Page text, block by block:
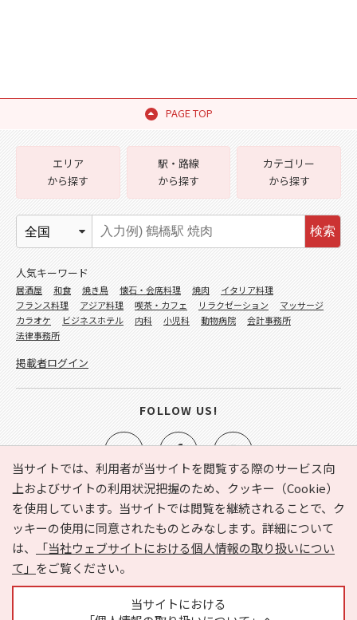
PAGE TOP
当サイトでは、利用者が当サイトを閲覧する際のサービス向
上およびサイトの利用状況把握のため、クッキー（Cookie）
を使用しています。当サイトでは閲覧を継続されることで、ク
ッキーの使用に同意されたものとみなします。詳細について
は、
「当社ウェブサイトにおける個人情報の取り扱いについ
て」 をご覧ください。
当サイトにおける
e-NAVITA（イーナビタ）とは？ お気に入り
ヘルプ
利用規約
個人情報の取り扱いについて
運営会社
サイトマップ
広告掲載に関するお問い合わせ
エリア
から探す
駅・路線
から探す
カテゴリー
から探す
検索
人気キーワード
居酒屋 和食 焼き鳥 懐石・会席料理 焼肉
イタリア料理
フランス料理
アジア料理 喫茶・カフェ リラクゼーション
マッサージ
カラオケ
ビジネスホテル 内科 小児科 動物病院
会計事務所
法律事務所
掲載者ログイン
FOLLOW US!